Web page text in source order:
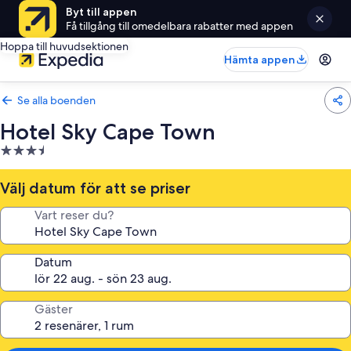
Byt till appen
Få tillgång till omedelbara rabatter med appen
Hoppa till huvudsektionen
Hämta appen
Se alla boenden
Hotel Sky Cape Town
3.5-
stjärnigt
boende
Välj datum för att se priser
Vart reser du?
Datum
Gäster